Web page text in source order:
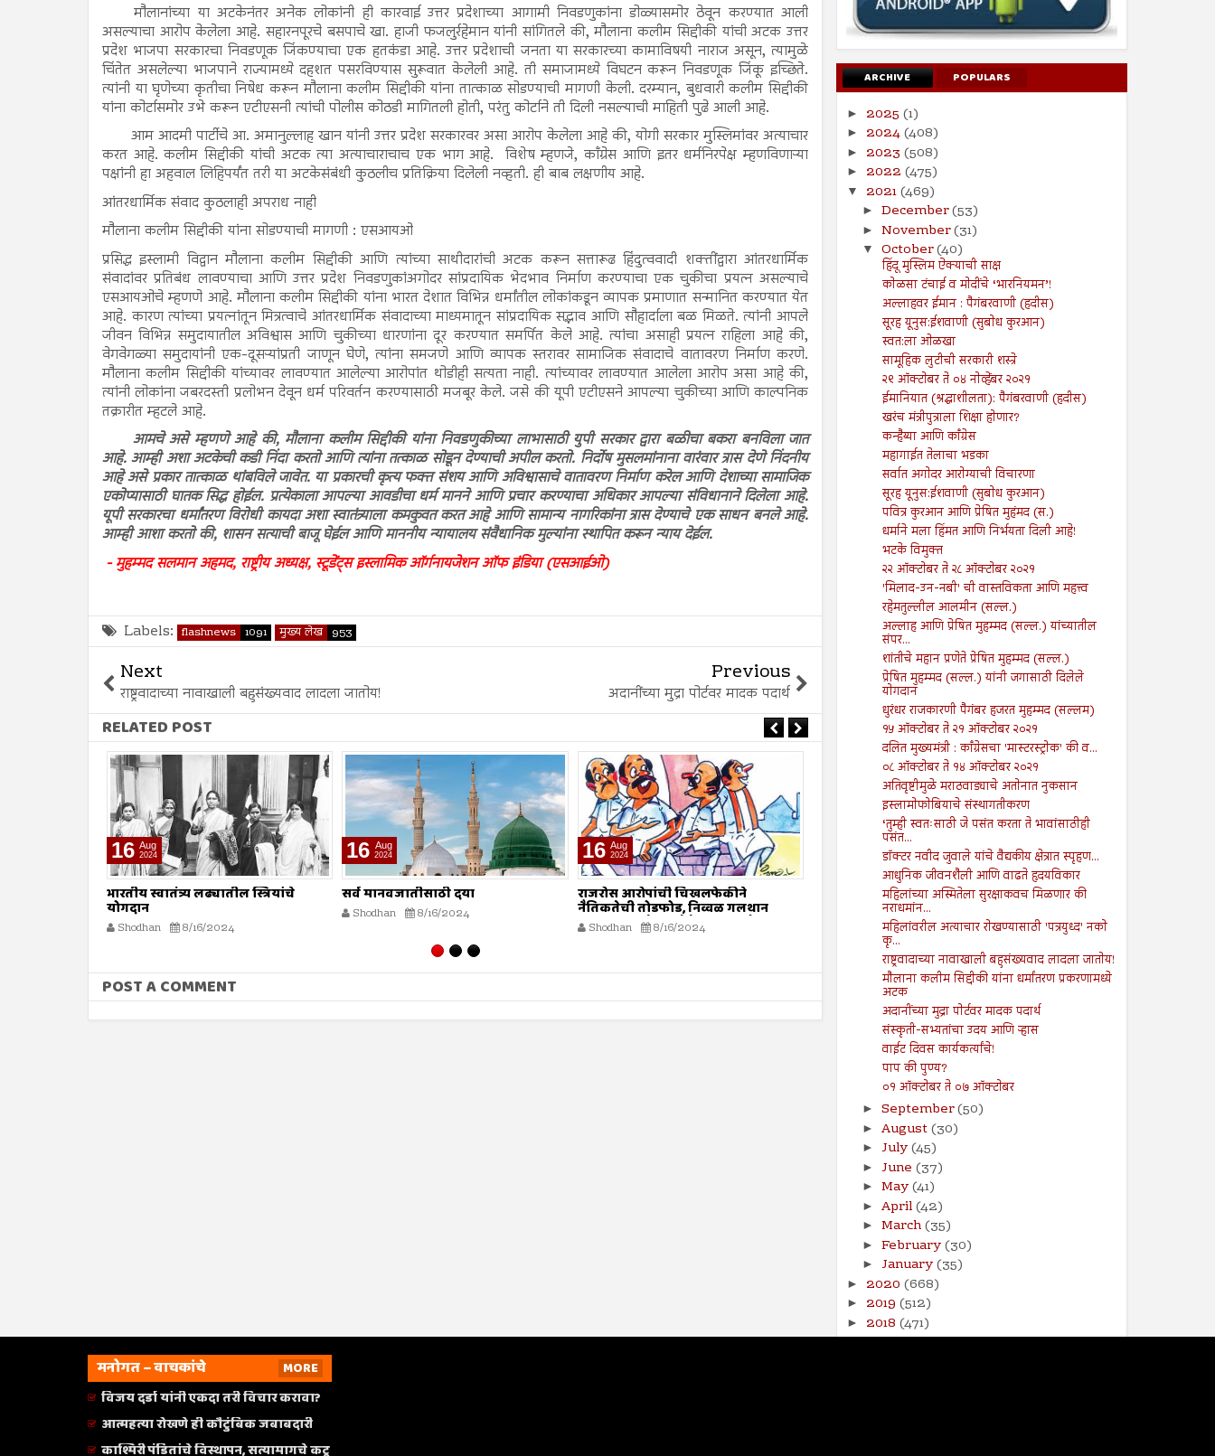
मौलानांच्या या अटकेनंतर अनेक लोकांनी ही कारवाई उत्तर प्रदेशाच्या आगामी निवडणुकांना डोळ्यासमोर ठेवून करण्यात आली
असल्याचा आरोप केलेला आहे. सहारनपूरचे बसपाचे खा. हाजी फजलुर्रहेमान यांनी सांगितले की, मौलाना कलीम सिद्दीकी यांची अटक उत्तर
प्रदेश भाजपा सरकारचा निवडणूक जिंकण्याचा एक हतकंडा आहे. उत्तर प्रदेशाची जनता या सरकारच्या कामाविषयी नाराज असून, त्यामुळे
चिंतेत असलेल्या भाजपाने राज्यामध्ये दहशत पसरविण्यास सुरूवात केलेली आहे. ती समाजामध्ये विघटन करून निवडणूक जिंकू इच्छिते.
त्यांनी या घृणेच्या कृतीचा निषेध करून मौलाना कलीम सिद्दीकी यांना तात्काळ सोडण्याची मागणी केली. दरम्यान, बुधवारी कलीम सिद्दीकी
यांना कोर्टासमोर उभे करून एटीएसनी त्यांची पोलीस कोठडी मागितली होती, परंतु कोर्टाने ती दिली नसल्याची माहिती पुढे आली आहे.
आम आदमी पार्टीचे आ. अमानुल्लाह खान यांनी उत्तर प्रदेश सरकारवर असा आरोप केलेला आहे की, योगी सरकार मुस्लिमांवर अत्याचार
करत आहे. कलीम सिद्दीकी यांची अटक त्या अत्याचाराचाच एक भाग आहे. विशेष म्हणजे, काँग्रेस आणि इतर धर्मनिरपेक्ष म्हणविणाऱ्या
पक्षांनी हा अहवाल लिहिपर्यंत तरी या अटकेसंबंधी कुठलीच प्रतिक्रिया दिलेली नव्हती. ही बाब लक्षणीय आहे.
आंतरधार्मिक संवाद कुठलाही अपराध नाही
मौलाना कलीम सिद्दीकी यांना सोडण्याची मागणी : एसआयओ
प्रसिद्ध इस्लामी विद्वान मौलाना कलीम सिद्दीकी आणि त्यांच्या साथीदारांची अटक करून सत्तारूढ हिंदुत्ववादी शक्तींद्वारा आंतरधार्मिक
संवादांवर प्रतिबंध लावण्याचा आणि उत्तर प्रदेश निवडणुकांअगोदर सांप्रदायिक भेदभाव निर्माण करण्याचा एक चुकीचा प्रयत्न असल्याचे
एसआयओचे म्हणणे आहे. मौलाना कलीम सिद्दीकी यांना भारत देशात विभिन्न धर्मांतील लोकांकडून व्यापक प्रमाणात सन्मानित करण्यात येत
आहे. कारण त्यांच्या प्रयत्नांतून मित्रत्वाचे आंतरधार्मिक संवादाच्या माध्यमातून सांप्रदायिक सद्भाव आणि सौहार्दाला बळ मिळते. त्यांनी आपले
जीवन विभिन्न समुदायातील अविश्वास आणि चुकीच्या धारणांना दूर करण्यात समर्पित केले आहे. त्यांचा असाही प्रयत्न राहिला आहे की,
वेगवेगळ्या समुदायांनी एक-दूसऱ्यांप्रती जाणून घेणे, त्यांना समजणे आणि व्यापक स्तरावर सामाजिक संवादाचे वातावरण निर्माण करणे.
मौलाना कलीम सिद्दीकी यांच्यावर लावण्यात आलेल्या आरोपांत थोडीही सत्यता नाही. त्यांच्यावर लावण्यात आलेला आरोप असा आहे की,
त्यांनी लोकांना जबरदस्ती प्रलोभन देवून धर्म परिवर्तन करण्यासाठी मजबूर केले. जसे की यूपी एटीएसने आपल्या चुकीच्या आणि काल्पनिक
तक्रारीत म्हटले आहे.
आमचे असे म्हणणे आहे की, मौलाना कलीम सिद्दीकी यांना निवडणुकीच्या लाभासाठी युपी सरकार द्वारा बळीचा बकरा बनविला जात
आहे. आम्ही अशा अटकेची कडी निंदा करतो आणि त्यांना तत्काळ सोडून देण्याची अपील करतो. निर्दोष मुसलमांनाना वारंवार त्रास देणे निंदनीय
आहे असे प्रकार तात्काळ थांबविले जावेत. या प्रकारची कृत्य फक्त संशय आणि अविश्वासाचे वातावरण निर्माण करेल आणि देशाच्या सामाजिक
एकोप्यासाठी घातक सिद्ध होईल. प्रत्येकाला आपल्या आवडीचा धर्म मानने आणि प्रचार करण्याचा अधिकार आपल्या संविधानाने दिलेला आहे.
यूपी सरकारचा धर्मांतरण विरोधी कायदा अशा स्वातंत्र्याला कमकुवत करत आहे आणि सामान्य नागरिकांना त्रास देण्याचे एक साधन बनले आहे.
आम्ही आशा करतो की, शासन सत्याची बाजू घेईल आणि माननीय न्यायालय संवैधानिक मुल्यांना स्थापित करून न्याय देईल.
- मुहम्मद सलमान अहमद, राष्ट्रीय अध्यक्ष, स्टूडेंट्स इस्लामिक ऑर्गनायजेशन ऑफ इंडिया (एसआईओ)
Labels: flashnews 1091 मुख्य लेख 953
Next
राष्ट्रवादाच्या नावाखाली बहुसंख्यवाद लादला जातोय!
Previous
अदानींच्या मुद्रा पोर्टवर मादक पदार्थ
RELATED POST
16 Aug
2024
भारतीय स्वातंत्र्य लढ्यातील स्त्रियांचे
योगदान
Shodhan 8/16/2024
16 Aug
2024
सर्व मानवजातीसाठी दया
Shodhan 8/16/2024
16 Aug
2024
राजरोस आरोपांची चिखलफेकीने
नैतिकतेची तोडफोड, निव्वळ गलथान
राजकारणामुळे जनसेवेचा बट्ट्याबोळ...!
Shodhan 8/16/2024
तरुण नेतृत्वाचा अभाव अमेरिकेच्या
अधोगतीस कारणीभूत ठरू शकतो?
8/9/2024
09 2024
आपत्तीग्रस्त शेतकऱ्यांच्या
Shodhan
POST A COMMENT
ARCHIVE POPULARS
► 2025 (1)
► 2024(408)
► 2023 (508)
► 2022 (475)
▼ 2021(469)
► December(53)
► November(31)
▼ October(40)
हिंदू मुस्लिम ऐक्याची साक्ष
कोळसा टंचाई व मोदींचे ‘भारनियमन’!
अल्लाहवर ईमान : पैगंबरवाणी (हदीस)
सूरह यूनुस:ईशवाणी (सुबोध कुरआन)
स्वत:ला ओळखा
सामूहिक लुटीची सरकारी शस्त्रे
२९ ऑक्टोबर ते ०४ नोव्हेंबर २०२१
ईमानियात (श्रद्धाशीलता): पैगंबरवाणी (हदीस)
खरंच मंत्रीपुत्राला शिक्षा होणार?
कन्हैय्या आणि काँग्रेस
महागाईत तेलाचा भडका
सर्वात अगोदर आरोग्याची विचारणा
सूरह यूनुस:ईशवाणी (सुबोध कुरआन)
पवित्र कुरआन आणि प्रेषित मुहंमद (स.)
धर्माने मला हिंमत आणि निर्भयता दिली आहे!
भटके विमुक्त
२२ ऑक्टोबर ते २८ ऑक्टोबर २०२१
'मिलाद-उन-नबी' ची वास्तविकता आणि महत्त्व
रहेमतुल्लील आलमीन (सल्ल.)
अल्लाह आणि प्रेषित मुहम्मद (सल्ल.) यांच्यातील
संपर...
शांतीचे महान प्रणेते प्रेषित मुहम्मद (सल्ल.)
प्रेषित मुहम्मद (सल्ल.) यांनी जगासाठी दिलेले
योगदान
धुरंधर राजकारणी पैगंबर हजरत मुहम्मद (सल्लम)
१५ ऑक्टोबर ते २१ ऑक्टोबर २०२१
दलित मुख्यमंत्री : काँग्रेसचा 'मास्टरस्ट्रोक' की व...
०८ ऑक्टोबर ते १४ ऑक्टोबर २०२१
अतिवृष्टीमुळे मराठवाड्याचे अतोनात नुकसान
इस्लामोफोबियाचे संस्थागतीकरण
‘तुम्ही स्वतःसाठी जे पसंत करता ते भावांसाठीही
पसंत...
डॉक्टर नवीद जुवाले यांचे वैद्यकीय क्षेत्रात स्पृहण...
आधुनिक जीवनशैली आणि वाढते हृदयविकार
महिलांच्या अस्मितेला सुरक्षाकवच मिळणार की
नराधमांन...
महिलांवरील अत्याचार रोखण्यासाठी 'पत्रयुध्द' नको
कृ...
राष्ट्रवादाच्या नावाखाली बहुसंख्यवाद लादला जातोय!
मौलाना कलीम सिद्दीकी यांना धर्मांतरण प्रकरणामध्ये
अटक
अदानींच्या मुद्रा पोर्टवर मादक पदार्थ
संस्कृती-सभ्यतांचा उदय आणि ऱ्हास
वाईट दिवस कार्यकर्त्यांचे!
पाप की पुण्य?
०१ ऑक्टोबर ते ०७ ऑक्टोबर
► September(50)
► August(30)
► July(45)
► June (37)
► May(41)
► April(42)
► March(35)
► February(30)
► January(35)
► 2020 (668)
► 2019 (512)
► 2018 (471)
►2017(141)
मनोगत – वाचकांचे
MORE
विजय दर्डा यांनी एकदा तरी विचार करावा?
आत्महत्या रोखणे ही कौटुंबिक जबाबदारी
काश्मिरी पंडितांचे विस्थापन, सत्यामागचे कटू